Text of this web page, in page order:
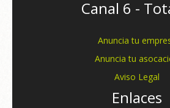
Canal 6 -
Anuncia tu
Anuncia tu
Aviso Legal
Enlaces